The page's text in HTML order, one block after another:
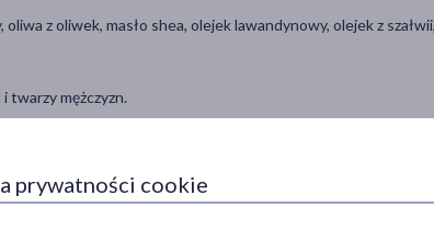
z oliwek, masło shea, olejek lawandynowy, olejek z
twarzy mężczyzn.
Nanieś pianę na skórę twarzy i/lub ciała, delikatnie
prywatności cookie